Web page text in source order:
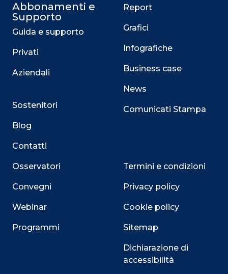
Abbonamenti e
Supporto
Guida e supporto
Privati
Aziendali
Sostenitori
Blog
Contatti
Osservatori
Convegni
Webinar
Programmi
Report
Grafici
Infografiche
Business case
News
Comunicati Stampa
Termini e condizioni
Privacy policy
Cookie policy
Sitemap
Dichiarazione di
accessibilità